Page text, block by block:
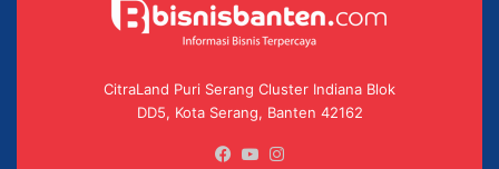
CitraLand Puri Serang Cluster Indiana Blok
DD5, Kota Serang, Banten 42162
Facebook
YouTube